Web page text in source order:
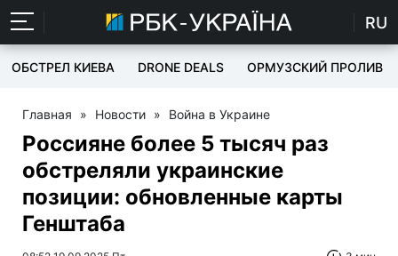
RU
ОБСТРЕЛ КИЕВА DRONE DEALS ОРМУЗСКИЙ ПРОЛИВ
Главная » Новости » Война в Украине
Россияне более 5 тысяч раз
обстреляли украинские
позиции: обновленные карты
Генштаба